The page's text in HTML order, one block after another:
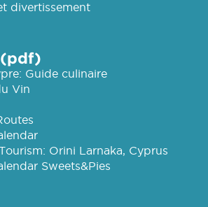
divertissement
Guide culinaire
Vin
Orini Larnaka, Cyprus
Sweets&Pies